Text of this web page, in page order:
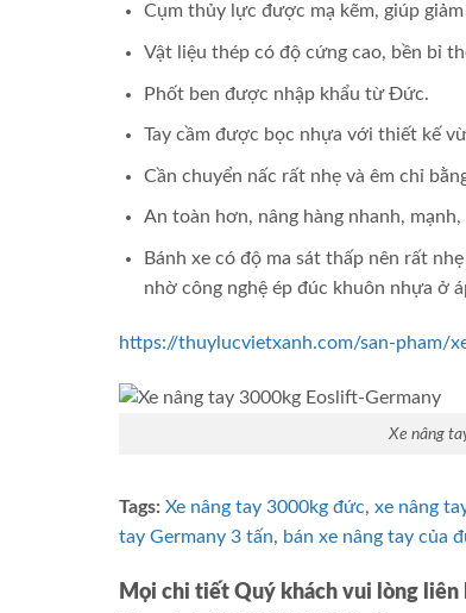
Cụm thủy lực được mạ kẽm, giúp
Vật liệu thép có độ cứng cao, bền bỉ
Phốt ben được nhập khẩu từ Đức.
Tay cầm được bọc nhựa với thiết kế
Cần chuyển nấc rất nhẹ và êm chỉ
An toàn hơn, nâng hàng nhanh, mạnh,
Bánh xe có độ ma sát thấp nên rất
nhờ công nghệ ép đúc khuôn nhựa ở
https://thuylucvietxanh.com/san-pham/
Xe nâng
Tags: Xe nâng tay 3000kg đức, xe nâng
tay Germany 3 tấn, bán xe nâng tay của
Mọi chi tiết Quý khách vui lòng liên